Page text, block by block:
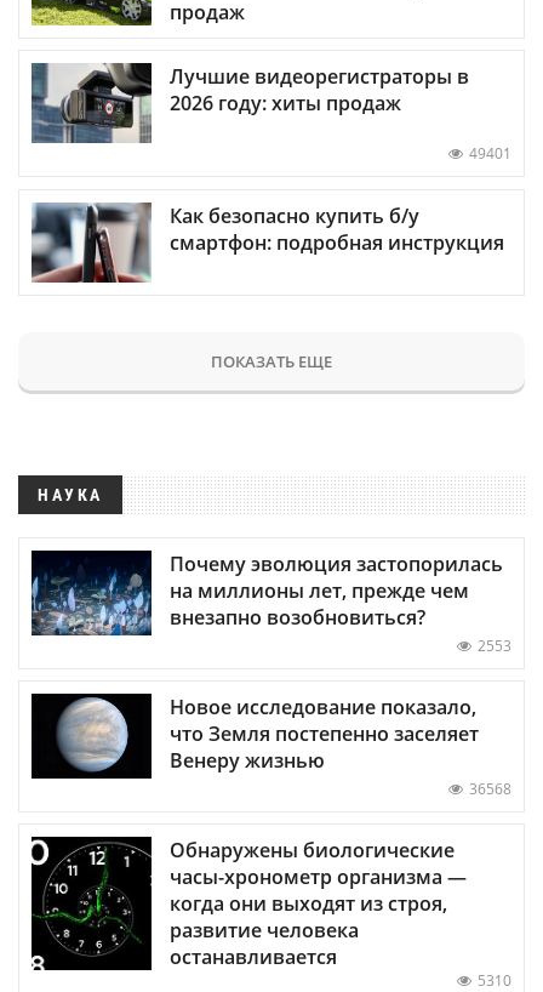
продаж
Лучшие видеорегистраторы в
2026 году: хиты продаж
49401
Как безопасно купить б/у
смартфон: подробная инструкция
ПОКАЗАТЬ ЕЩЕ
НАУКА
Почему эволюция застопорилась
на миллионы лет, прежде чем
внезапно возобновиться?
2553
Новое исследование показало,
что Земля постепенно заселяет
Венеру жизнью
36568
Обнаружены биологические
часы-хронометр организма —
когда они выходят из строя,
развитие человека
останавливается
5310